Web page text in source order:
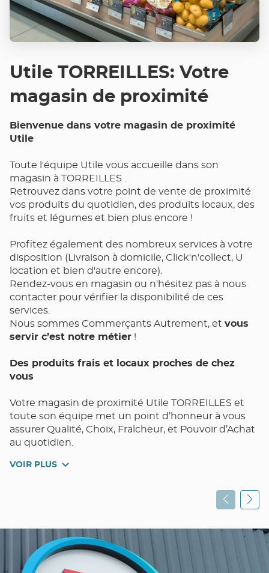
Utile TORREILLES: Votre
magasin de proximité
Bienvenue dans votre magasin de proximité
Utile
Toute l'équipe Utile vous accueille dans son
magasin à TORREILLES .
Retrouvez dans votre point de vente de proximité
vos produits du quotidien, des produits locaux, des
fruits et légumes et bien plus encore !
Profitez également des nombreux services à votre
disposition (Livraison à domicile, Click'n'collect, U
location et bien d'autre encore).
Rendez-vous en magasin ou n'hésitez pas à nous
contacter pour vérifier la disponibilité de ces
services.
Nous sommes Commerçants Autrement, et vous
servir c’est notre métier !
Des produits frais et locaux proches de chez
vous
Votre magasin de proximité Utile TORREILLES et
toute son équipe met un point d’honneur à vous
assurer Qualité, Choix, Fraîcheur, et Pouvoir d’Achat
au quotidien.
VOIR PLUS